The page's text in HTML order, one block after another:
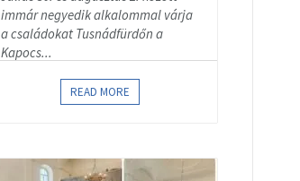
immár negyedik alkalommal várja
a családokat Tusnádfürdőn a
Kapocs...
READ MORE